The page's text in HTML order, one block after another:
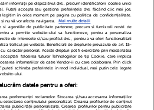
Newsletter
Contact
Politica de confidentialitate
Despre noi
informații pe dispozitivul dvs., precum identificatorii cookie unici
Puteți accepta sau gestiona preferințele dvs. făcând clic mai jos,
legitim în orice moment pe pagina cu politica de confidențialitate.
nu vă vor afecta navigarea.
Mai multe detalii
si agentiile de publicitate partenere, precum si furnizorii nostri de
a permite website-ului sa functioneze, pentru a personaliza
de interesele si/sau profilul dvs., pentru a va oferi functionalitati
traficul pe website. Beneficiati de drepturile prevazute de art. 15-
caracter personal. Aceste drepturi pot fi exercitate prin modalitatea
acceptati folosirea tuturor Tehnologiilor de tip Cookie, care implica
informatiilor de catre Vendor-ii cu care colaboram. Prin click
puteti schimba preferintele in mod individual, mai putin cele legate
ului.
datele pentru a oferi:
performanței reclamelor. Stocarea și/sau accesarea informațiilor
selectarea conținutului personalizat. Crearea profilurilor de conținut
publicității personalizate. Crearea profilurilor pentru publicitate